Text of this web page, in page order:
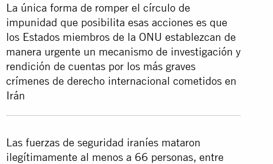
La única forma de romper el círculo de
impunidad que posibilita esas acciones es que
los Estados miembros de la ONU establezcan de
manera urgente un mecanismo de investigación y
rendición de cuentas por los más graves
crímenes de derecho internacional cometidos en
Irán
Las fuerzas de seguridad iraníes mataron
ilegítimamente al menos a 66 personas, entre